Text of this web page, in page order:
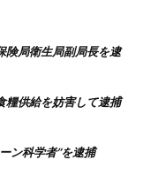
険局衛生局副局長を逮
糧供給を妨害して逮捕
ン科学者”を逮捕